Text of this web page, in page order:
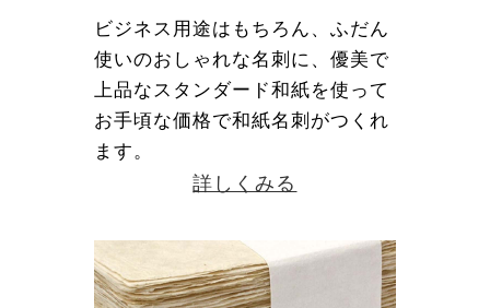
ビジネス用途はもちろん、ふだん
使いのおしゃれな名刺に、優美で
上品なスタンダード和紙を使って
お手頃な価格で和紙名刺がつくれ
ます。
詳しくみる